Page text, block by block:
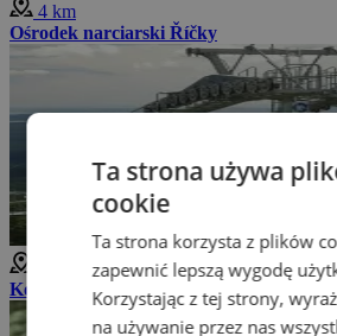
4 km
Ośrodek narciarski Říčky
Kolejka linowa Říčky
Ta strona używa
cookie
Ta strona korzysta z plików
zapewnić lepszą wygodę
Korzystając z tej strony,
na używanie przez nas